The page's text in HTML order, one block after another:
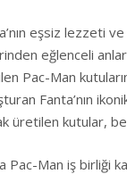
eşsiz lezzeti
eğlenceli anlar
Pac-Man
Fanta’nın
üretilen kutular,
Pac-Man iş birliği